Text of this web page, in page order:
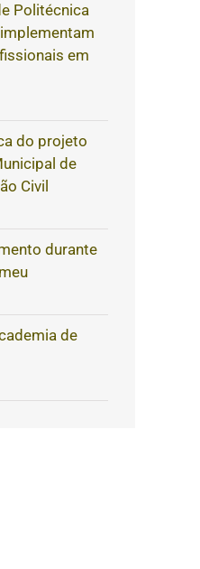
Politécnica
em
do projeto
de
Civil
durante
de